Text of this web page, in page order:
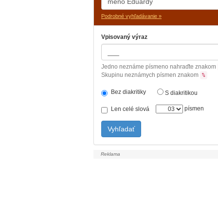
Podrobné vyhľadávanie »
Vpisovaný výraz
Jedno neznáme písmeno nahraďte znakom
Skupinu neznámych písmen znakom %
Bez diakritiky S diakritikou
Len celé slová písmen
Vyhľadať